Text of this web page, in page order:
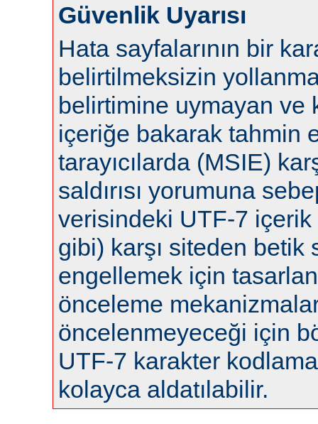
Güvenlik Uyarısı
Hata sayfalarının bir
belirtilmeksizin
belirtimine uymayan ve
içeriğe bakarak tahmin
tarayıcılarda (MSIE)
saldırısı yorumuna
verisindeki UTF-7
gibi) karşı siteden betik
engellemek için
önceleme
öncelenmeyeceği için
UTF-7 karakter
kolayca aldatılabilir.